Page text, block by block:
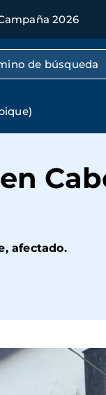
2026
texto completo
afectado.